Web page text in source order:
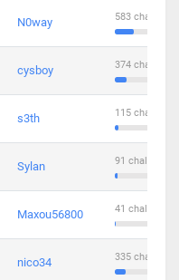
N0way 583
cysboy 374
s3th 115
Sylan 91
Maxou56800 41
nico34 335